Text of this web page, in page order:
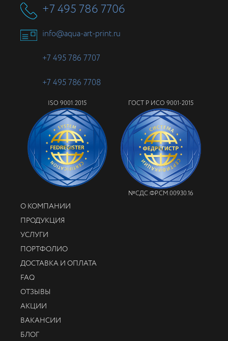
+7 495 786 7706
info@aqua-art-print.ru
+7 495 786 7707
+7 495 786 7708
ISO 9001:2015 ГОСТ Р ИСО 9001-2015
№СДС.ФР.СМ.00930.16
О КОМПАНИИ
ПРОДУКЦИЯ
УСЛУГИ
ПОРТФОЛИО
ДОСТАВКА И ОПЛАТА
FAQ
ОТЗЫВЫ
АКЦИИ
ВАКАНСИИ
БЛОГ